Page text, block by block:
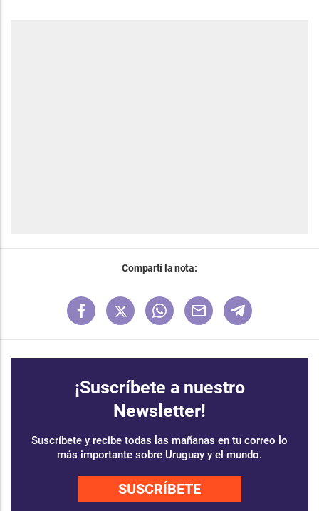
Compartí la nota:
¡Suscríbete a nuestro
Newsletter!
Suscríbete y recibe todas las mañanas en tu correo lo
más importante sobre Uruguay y el mundo.
SUSCRÍBETE